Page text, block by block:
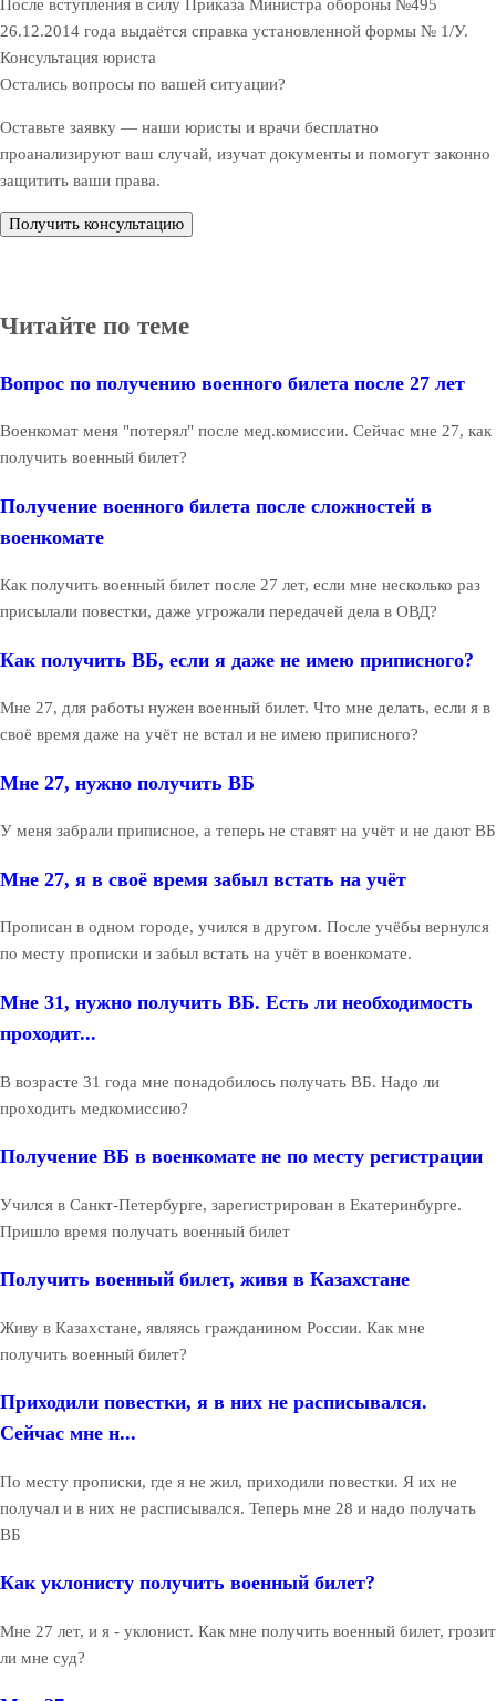
После вступления в силу Приказа Министра обороны №495
26.12.2014 года выдаётся справка установленной формы № 1/У.
Консультация юриста
Остались вопросы по вашей ситуации?
Оставьте заявку — наши юристы и врачи бесплатно
проанализируют ваш случай, изучат документы и помогут законно
защитить ваши права.
Получить консультацию
Читайте по теме
Вопрос по получению военного билета после 27 лет
Военкомат меня "потерял" после мед.комиссии. Сейчас мне 27, как
получить военный билет?
Получение военного билета после сложностей в
военкомате
Как получить военный билет после 27 лет, если мне несколько раз
присылали повестки, даже угрожали передачей дела в ОВД?
Как получить ВБ, если я даже не имею приписного?
Мне 27, для работы нужен военный билет. Что мне делать, если я в
своё время даже на учёт не встал и не имею приписного?
Мне 27, нужно получить ВБ
У меня забрали приписное, а теперь не ставят на учёт и не дают ВБ
Мне 27, я в своё время забыл встать на учёт
Прописан в одном городе, учился в другом. После учёбы вернулся
по месту прописки и забыл встать на учёт в военкомате.
Мне 31, нужно получить ВБ. Есть ли необходимость
проходит...
В возрасте 31 года мне понадобилось получать ВБ. Надо ли
проходить медкомиссию?
Получение ВБ в военкомате не по месту регистрации
Учился в Санкт-Петербурге, зарегистрирован в Екатеринбурге.
Пришло время получать военный билет
Получить военный билет, живя в Казахстане
Живу в Казахстане, являясь гражданином России. Как мне
получить военный билет?
Приходили повестки, я в них не расписывался.
Сейчас мне н...
По месту прописки, где я не жил, приходили повестки. Я их не
получал и в них не расписывался. Теперь мне 28 и надо получать
ВБ
Как уклонисту получить военный билет?
Мне 27 лет, и я - уклонист. Как мне получить военный билет, грозит
ли мне суд?